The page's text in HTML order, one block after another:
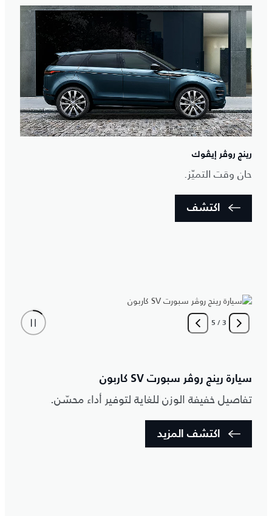
رينج روڤر إيڤوك
حان وقت التميّز.
اكتشف
3
/
5
سيارة رينج روڤر سبورت SV كاربون
تفاصيل خفيفة الوزن للغاية لتوفير أداء محسّن.
اكتشف المزيد